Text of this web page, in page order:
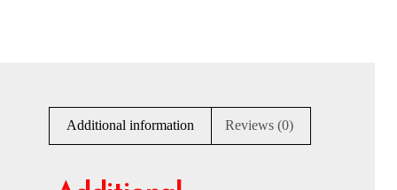
Additional information Reviews (0)